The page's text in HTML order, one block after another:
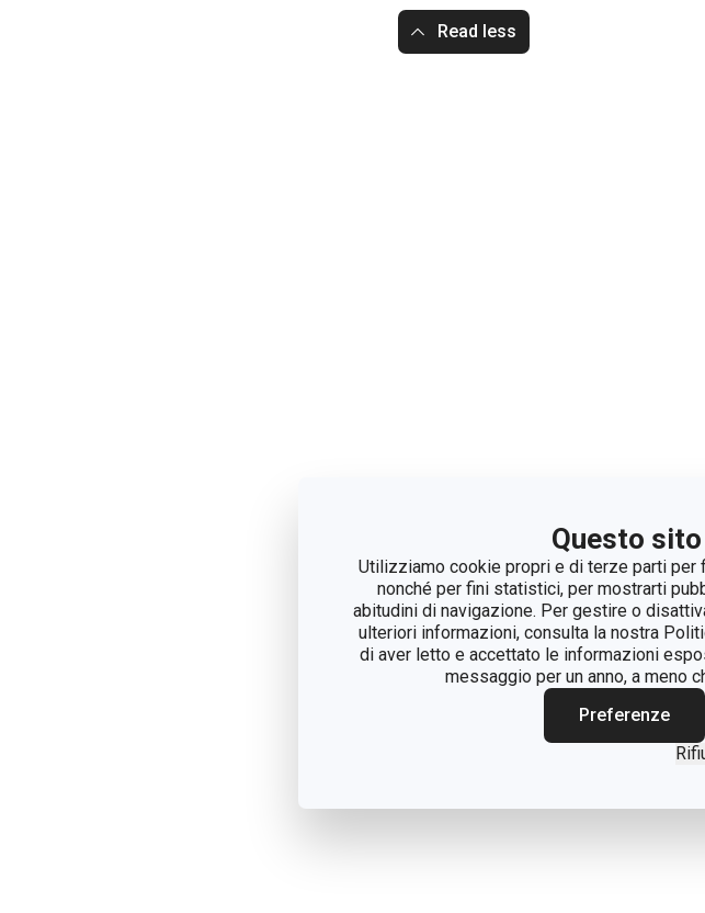
Questo
Utilizziamo cookie propri e di terze parti per
nonché per fini statistici, per mostrarti
abitudini di navigazione. Per gestire o
ulteriori informazioni, consulta la nostra
di aver letto e accettato le informazioni
messaggio per un anno, a meno
Preferenze
Read less